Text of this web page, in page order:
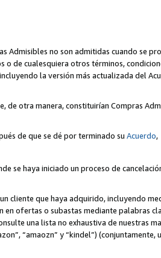
Admisibles no son admitidas cuando se
o de cualesquiera otros términos,
la versión más actualizada del
de otra manera, constituirían Compras
de que se dé por terminado su Acuerdo,
se haya iniciado un proceso de
cliente que haya adquirido, incluyendo
ofertas o subastas mediante palabras
una lista no exhaustiva de nuestras
“amaozn” y “kindel”) (conjuntamente,